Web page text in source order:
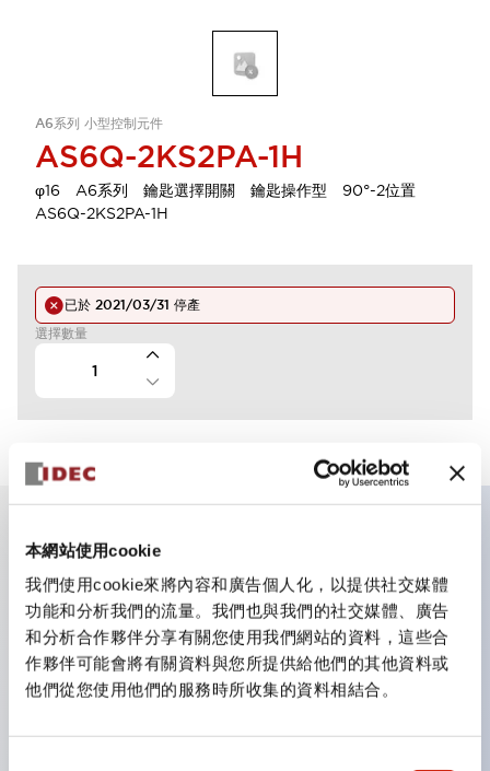
本網站使用cookie
我們使用cookie來將內容和廣告個人化，以提供社交媒體
功能和分析我們的流量。我們也與我們的社交媒體、廣告
和分析合作夥伴分享有關您使用我們網站的資料，這些合
作夥伴可能會將有關資料與您所提供給他們的其他資料或
他們從您使用他們的服務時所收集的資料相結合。
A6系列 小型控制元件
AS6Q-2KS2PA-1H
φ16 A6系列 鑰匙選擇開關 鑰匙操作型 90°-2位置
AS6Q-2KS2PA-1H
已於 2021/03/31 停產
選擇數量
主要特點
適用於從民生到FA領域的廣泛用途
LED照明單元內置限流電阻和二極體
防護結構具備IP40和IP65等級。（IEC 60529）